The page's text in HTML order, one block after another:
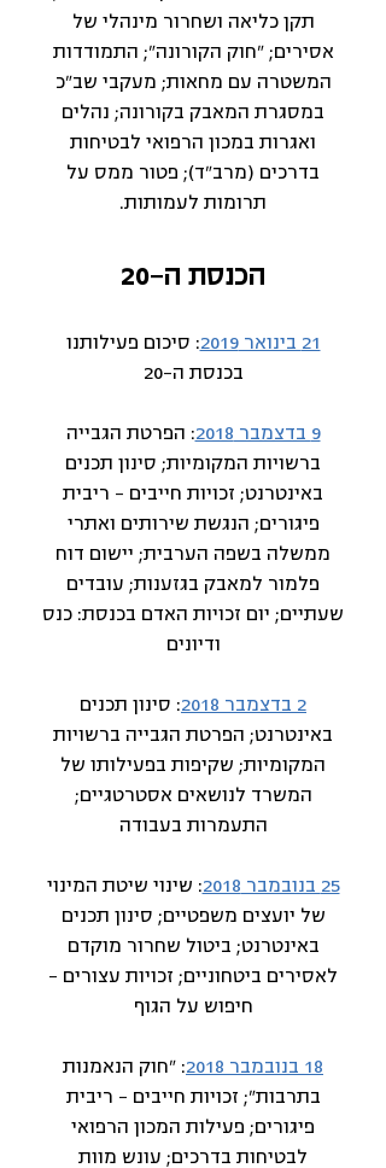
תקן כליאה ושחרור מינהלי של
אסירים; "חוק הקורונה"; התמודדות
המשטרה עם מחאות; מעקבי שב"כ
במסגרת המאבק בקורונה; נהלים
ואגרות במכון הרפואי לבטיחות
בדרכים (מרב"ד); פטור ממס על
תרומות לעמותות.
הכנסת ה-20
21 בינואר 2019
: סיכום פעילותנו
בכנסת ה-20
9 בדצמבר 2018
: הפרטת הגבייה
ברשויות המקומיות; סינון תכנים
באינטרנט; זכויות חייבים – ריבית
פיגורים; הנגשת שירותים ואתרי
ממשלה בשפה הערבית; יישום דוח
פלמור למאבק בגזענות; עובדים
שעתיים; יום זכויות האדם בכנסת: כנס
ודיונים
2 בדצמבר 2018
: סינון תכנים
באינטרנט; הפרטת הגבייה ברשויות
המקומיות; שקיפות בפעילותו של
המשרד לנושאים אסטרטגיים;
התעמרות בעבודה
25 בנובמבר 2018
: שינוי שיטת המינוי
של יועצים משפטיים; סינון תכנים
באינטרנט; ביטול שחרור מוקדם
לאסירים ביטחוניים; זכויות עצורים –
חיפוש על הגוף
18 בנובמבר 2018
: "חוק הנאמנות
בתרבות"; זכויות חייבים – ריבית
פיגורים; פעילות המכון הרפואי
לבטיחות בדרכים; עונש מוות